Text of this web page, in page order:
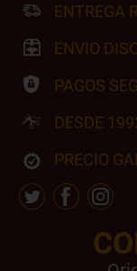
ENTREGA
ENVIO
PAGOS
DESDE
PRECIO